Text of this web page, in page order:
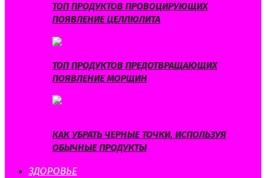
ТОП ПРОДУКТОВ ПРОВОЦИРУЮЩИХ
ПОЯВЛЕНИЕ ЦЕЛЛЮЛИТА
ТОП ПРОДУКТОВ ПРЕДОТВРАЩАЮЩИХ
ПОЯВЛЕНИЕ МОРЩИН
КАК УБРАТЬ ЧЕРНЫЕ ТОЧКИ, ИСПОЛЬЗУЯ
ОБЫЧНЫЕ ПРОДУКТЫ
ЗДОРОВЬЕ